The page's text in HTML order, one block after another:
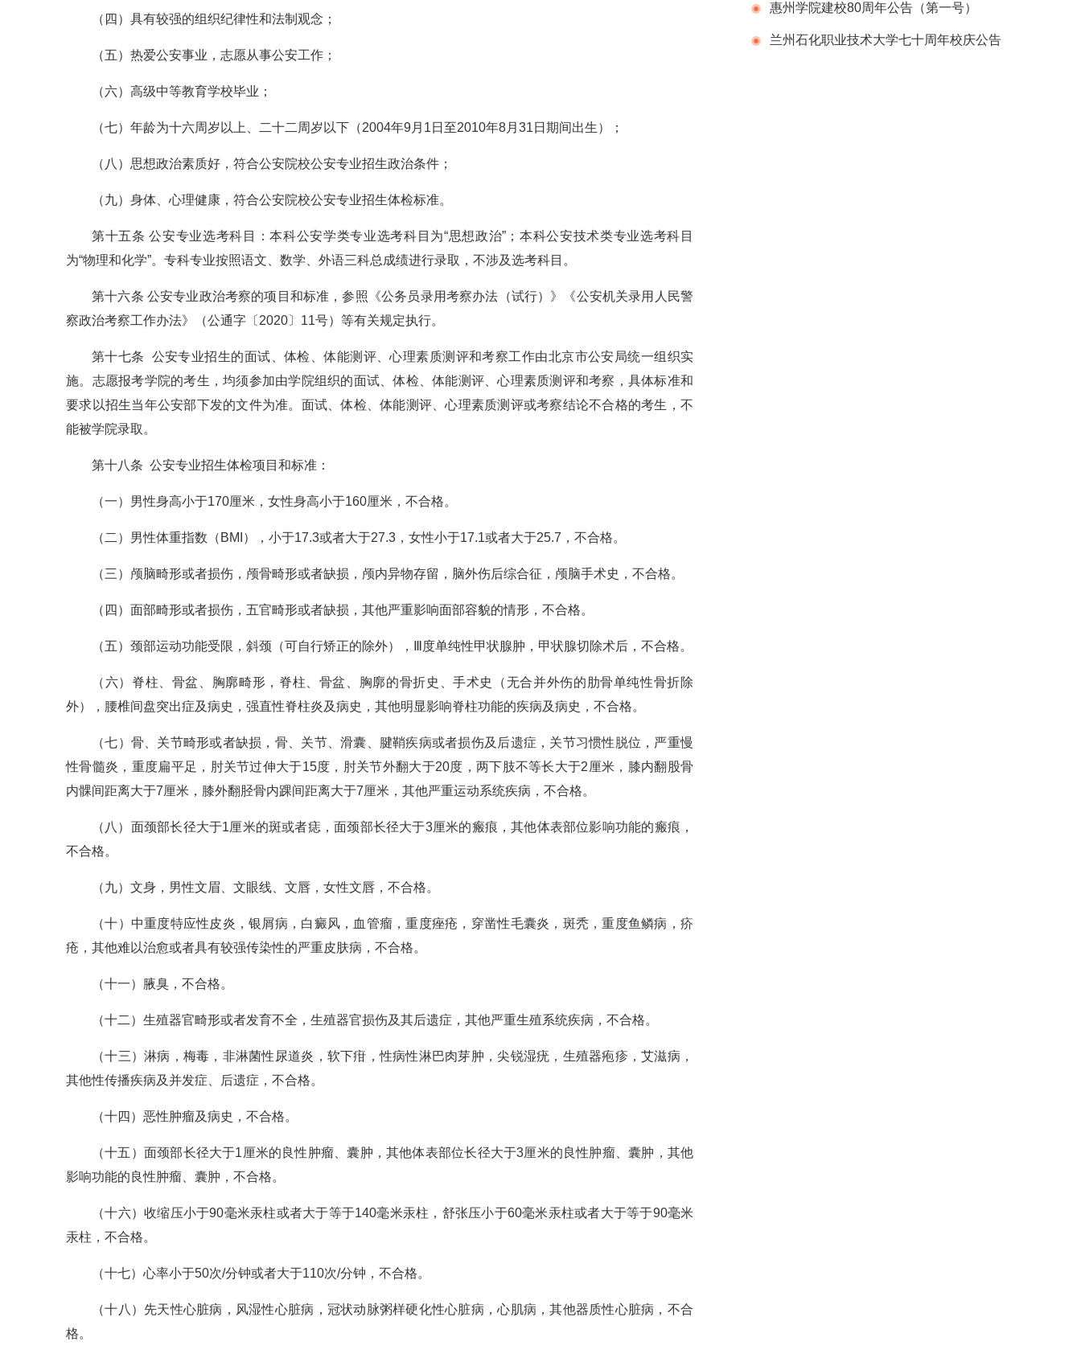
（四）具有较强的组织纪律性和法制观念；
（五）热爱公安事业，志愿从事公安工作；
（六）高级中等教育学校毕业；
（七）年龄为十六周岁以上、二十二周岁以下（2004年9月1日至2010年8月31日期间出生）；
（八）思想政治素质好，符合公安院校公安专业招生政治条件；
（九）身体、心理健康，符合公安院校公安专业招生体检标准。
第十五条 公安专业选考科目：本科公安学类专业选考科目为“思想政治”；本科公安技术类专业选考科目
为“物理和化学”。专科专业按照语文、数学、外语三科总成绩进行录取，不涉及选考科目。
第十六条 公安专业政治考察的项目和标准，参照《公务员录用考察办法（试行）》《公安机关录用人民警
察政治考察工作办法》（公通字〔2020〕11号）等有关规定执行。
第十七条 公安专业招生的面试、体检、体能测评、心理素质测评和考察工作由北京市公安局统一组织实
施。志愿报考学院的考生，均须参加由学院组织的面试、体检、体能测评、心理素质测评和考察，具体标准和
要求以招生当年公安部下发的文件为准。面试、体检、体能测评、心理素质测评或考察结论不合格的考生，不
能被学院录取。
第十八条 公安专业招生体检项目和标准：
（一）男性身高小于170厘米，女性身高小于160厘米，不合格。
（二）男性体重指数（BMI），小于17.3或者大于27.3，女性小于17.1或者大于25.7，不合格。
（三）颅脑畸形或者损伤，颅骨畸形或者缺损，颅内异物存留，脑外伤后综合征，颅脑手术史，不合格。
（四）面部畸形或者损伤，五官畸形或者缺损，其他严重影响面部容貌的情形，不合格。
（五）颈部运动功能受限，斜颈（可自行矫正的除外），Ⅲ度单纯性甲状腺肿，甲状腺切除术后，不合格。
（六）脊柱、骨盆、胸廓畸形，脊柱、骨盆、胸廓的骨折史、手术史（无合并外伤的肋骨单纯性骨折除
外），腰椎间盘突出症及病史，强直性脊柱炎及病史，其他明显影响脊柱功能的疾病及病史，不合格。
（七）骨、关节畸形或者缺损，骨、关节、滑囊、腱鞘疾病或者损伤及后遗症，关节习惯性脱位，严重慢
性骨髓炎，重度扁平足，肘关节过伸大于15度，肘关节外翻大于20度，两下肢不等长大于2厘米，膝内翻股骨
内髁间距离大于7厘米，膝外翻胫骨内踝间距离大于7厘米，其他严重运动系统疾病，不合格。
（八）面颈部长径大于1厘米的斑或者痣，面颈部长径大于3厘米的瘢痕，其他体表部位影响功能的瘢痕，
不合格。
（九）文身，男性文眉、文眼线、文唇，女性文唇，不合格。
（十）中重度特应性皮炎，银屑病，白癜风，血管瘤，重度痤疮，穿凿性毛囊炎，斑秃，重度鱼鳞病，疥
疮，其他难以治愈或者具有较强传染性的严重皮肤病，不合格。
（十一）腋臭，不合格。
（十二）生殖器官畸形或者发育不全，生殖器官损伤及其后遗症，其他严重生殖系统疾病，不合格。
（十三）淋病，梅毒，非淋菌性尿道炎，软下疳，性病性淋巴肉芽肿，尖锐湿疣，生殖器疱疹，艾滋病，
其他性传播疾病及并发症、后遗症，不合格。
（十四）恶性肿瘤及病史，不合格。
（十五）面颈部长径大于1厘米的良性肿瘤、囊肿，其他体表部位长径大于3厘米的良性肿瘤、囊肿，其他
影响功能的良性肿瘤、囊肿，不合格。
（十六）收缩压小于90毫米汞柱或者大于等于140毫米汞柱，舒张压小于60毫米汞柱或者大于等于90毫米
汞柱，不合格。
（十七）心率小于50次/分钟或者大于110次/分钟，不合格。
（十八）先天性心脏病，风湿性心脏病，冠状动脉粥样硬化性心脏病，心肌病，其他器质性心脏病，不合
格。
学技术职业学院（广东省科技干部学院）举办
建校40周年校庆系列活动
惠州学院建校80周年公告（第一号）
兰州石化职业技术大学七十周年校庆公告